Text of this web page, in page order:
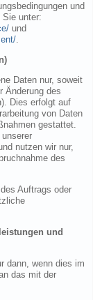
und
Sie unter:
und
.
Daten nur, soweit
Änderung des
Dies erfolgt auf
von Daten
gestattet.
nutzen wir nur,
des
Auftrags oder
und
dann, wenn dies im
das mit der